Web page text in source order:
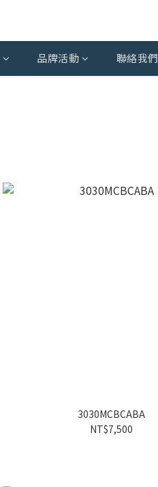
品牌活動 聯絡我們
3030MCBCABA
NT$7,500